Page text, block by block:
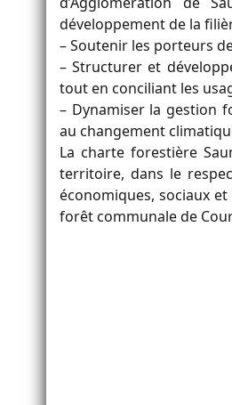
développement de la
– Soutenir les porteurs
– Structurer et
tout en conciliant les
– Dynamiser la gestion
au changement
La charte forestière
territoire, dans le
économiques, sociaux
forêt communale de